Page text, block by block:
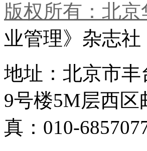
版权所有：北
业管理》杂志社
地址：北京市
9号楼5M层西区
真：010-